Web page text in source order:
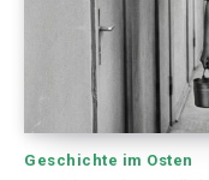
Geschichte im Osten